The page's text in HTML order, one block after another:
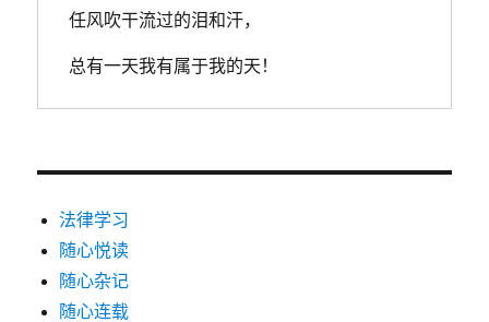
任风吹干流过的泪和汗，
总有一天我有属于我的天！
法律学习
随心悦读
随心杂记
随心连载